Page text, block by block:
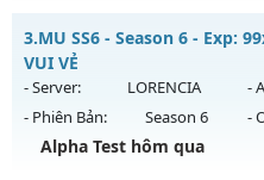
Thể loại: Mu Nguyên bản
Antihack: BDCAM
Mu mới ra tháng 08 2026 -
ngày 08/08/2626
Exp: 300x - Drop: 40%
Kiểu reset: Reset In Game
3.MU SS6 - Season 6 - Exp:
VUI VẺ
- Server: LORENCIA -
- Phiên Bản:
Season 6 -
Alpha Test hôm qua